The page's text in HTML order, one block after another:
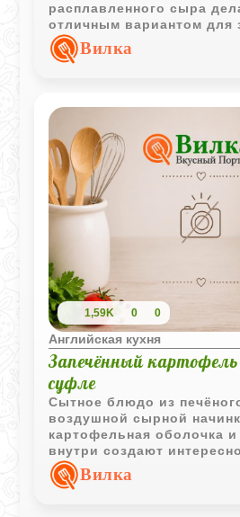
расплавленного сыра
отличным вариантом для
легкого перекуса.
Вилка
1,59K 0 0
Английская кухня
Запечённый
суфле
Сытное блюдо из
воздушной сырной
картофельная оболочка
внутри создают
текстур и насыщенный
Вилка